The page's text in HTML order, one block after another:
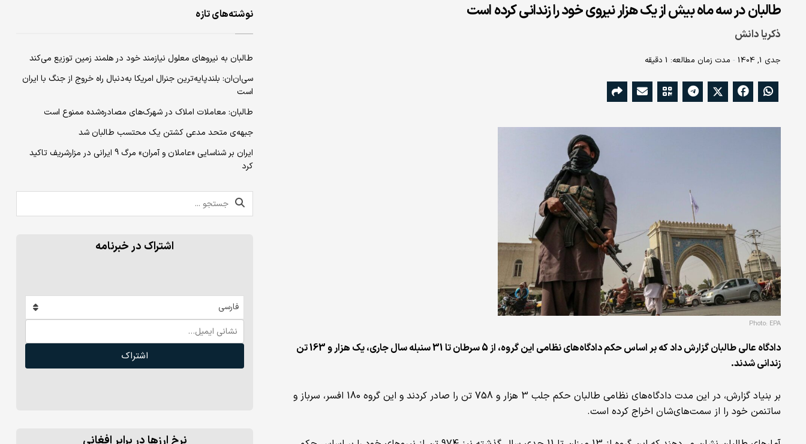
طالبان در سه ماه بیش از یک هزار نیروی خود را زندانی کرده است
ذکریا دانش
جدی 1, 1404 مدت زمان مطالعه: 1 دقیقه
Photo: EPA
دادگاه عالی طالبان گزارش داد که بر اساس حکم دادگاه‌های نظامی این گروه، از 5 سرطان تا 31 سنبله سال جاری، یک هزار و 163 تن
زندانی شدند.
بر بنیاد گزارش، در این مدت دادگاه‌های نظامی طالبان حکم جلب 3 هزار و 758 تن را صادر کردند و این گروه 180 افسر، سرباز و
ساتنمن خود را از سمت‌های‌شان اخراج کرده است.
نوشته‌های تازه
طالبان به نیروهای معلول نیازمند خود در هلمند زمین توزیع می‌کند
سی‌ان‌ان: بلندپایه‌ترین جنرال امریکا به‌دنبال راه خروج از جنگ با ایران
است
طالبان: معاملات املاک در شهرک‌های مصادره‌شده ممنوع است
جبهه‌ی متحد مدعی کشتن یک محتسب طالبان شد
ایران بر شناسایی «عاملان و آمران» مرگ 9 ایرانی در مزارشریف تاکید
کرد
اشتراک در خبرنامه
فارسی
اشتراک